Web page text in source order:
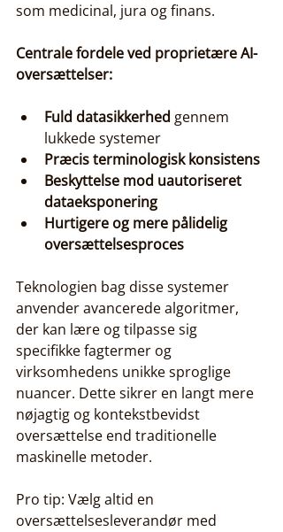
som medicinal, jura og finans.
Centrale fordele ved proprietære AI-
oversættelser:
Fuld datasikkerhed gennem
lukkede systemer
Præcis terminologisk konsistens
Beskyttelse mod uautoriseret
dataeksponering
Hurtigere og mere pålidelig
oversættelsesproces
Teknologien bag disse systemer
anvender avancerede algoritmer,
der kan lære og tilpasse sig
specifikke fagtermer og
virksomhedens unikke sproglige
nuancer. Dette sikrer en langt mere
nøjagtig og kontekstbevidst
oversættelse end traditionelle
maskinelle metoder.
Pro tip: Vælg altid en
oversættelsesleverandør med